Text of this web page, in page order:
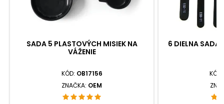
SADA 5 PLASTOVÝCH MISIEK NA
VÁŽENIE
KÓD: OB17156
ZNAČKA: OEM
6 DIELNA SADA
KÓD: